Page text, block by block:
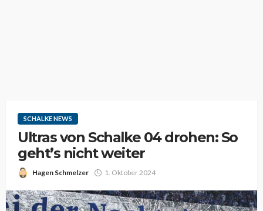
SCHALKE NEWS
Ultras von Schalke 04 drohen: So
geht’s nicht weiter
Hagen Schmelzer 1. Oktober 2024